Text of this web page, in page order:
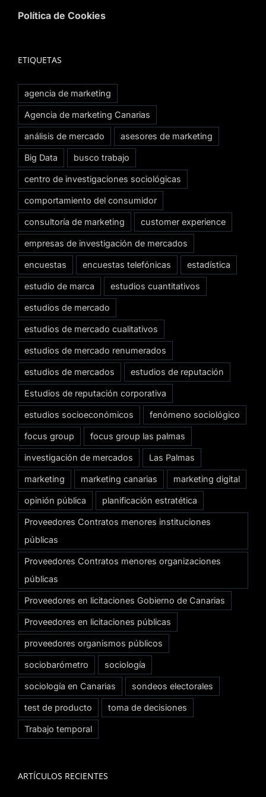
Política de Cookies
ETIQUETAS
agencia de marketing
Agencia de marketing Canarias
análisis de mercado asesores de marketing
Big Data busco trabajo
centro de investigaciones sociológicas
comportamiento del consumidor
consultoría de marketing customer experience
empresas de investigación de mercados
encuestas encuestas telefónicas estadística
estudio de marca estudios cuantitativos
estudios de mercado
estudios de mercado cualitativos
estudios de mercado renumerados
estudios de mercados estudios de reputación
Estudios de reputación corporativa
estudios socioeconómicos fenómeno sociológico
focus group focus group las palmas
investigación de mercados Las Palmas
marketing marketing canarias marketing digital
opinión pública planificación estratética
Proveedores Contratos menores instituciones
públicas
Proveedores Contratos menores organizaciones
públicas
Proveedores en licitaciones Gobierno de Canarias
Proveedores en licitaciones públicas
proveedores organismos públicos
sociobarómetro sociología
sociología en Canarias sondeos electorales
test de producto toma de decisiones
Trabajo temporal
ARTÍCULOS RECIENTES